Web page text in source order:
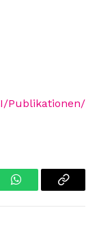
Publikationen/
WhatsAppCopy